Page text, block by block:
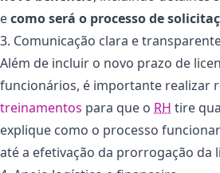
ecomo será o processo de
3. Comunicação clara e
Além de incluir o novo prazo de
funcionários, é importante realizar
treinamentos para que o RH tire
explique como o processo
até a efetivação da prorrogação da